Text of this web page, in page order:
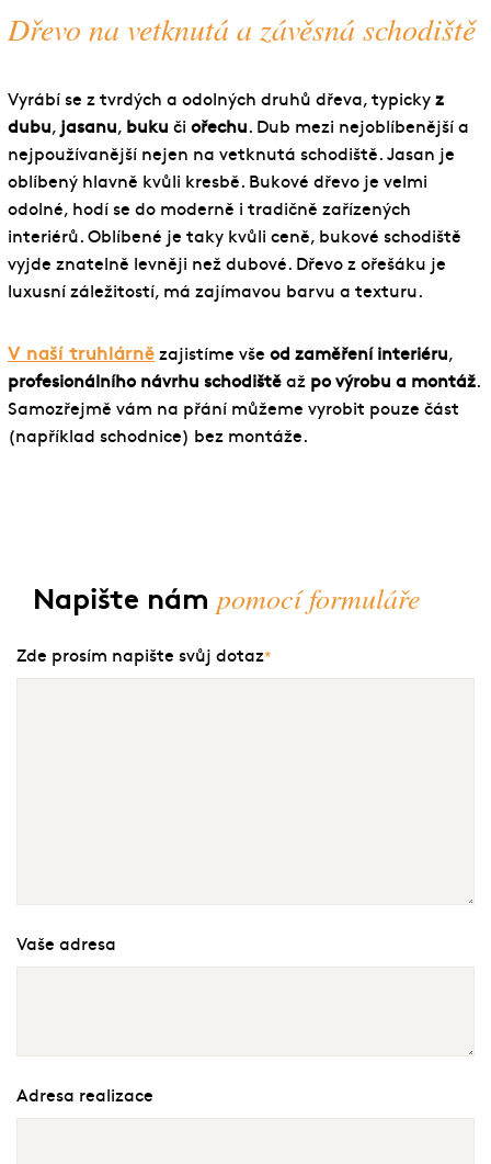
Dřevo na vetknutá a závěsná schodiště
Vyrábí se z tvrdých a odolných druhů dřeva, typicky z
dubu, jasanu, buku či ořechu. Dub mezi nejoblíbenější a
nejpoužívanější nejen na vetknutá schodiště. Jasan je
oblíbený hlavně kvůli kresbě. Bukové dřevo je velmi
odolné, hodí se do moderně i tradičně zařízených
interiérů. Oblíbené je taky kvůli ceně, bukové schodiště
vyjde znatelně levněji než dubové. Dřevo z ořešáku je
luxusní záležitostí, má zajímavou barvu a texturu.
V naší truhlárně zajistíme vše od zaměření interiéru,
profesionálního návrhu schodiště až po výrobu a montáž.
Samozřejmě vám na přání můžeme vyrobit pouze část
(například schodnice) bez montáže.
Napište nám pomocí formuláře
Zde prosím napište svůj dotaz*
Vaše adresa
Adresa realizace